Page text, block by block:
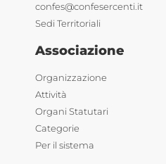
confes@confesercenti.it
Sedi Territoriali
Associazione
Organizzazione
Attività
Organi Statutari
Categorie
Per il sistema